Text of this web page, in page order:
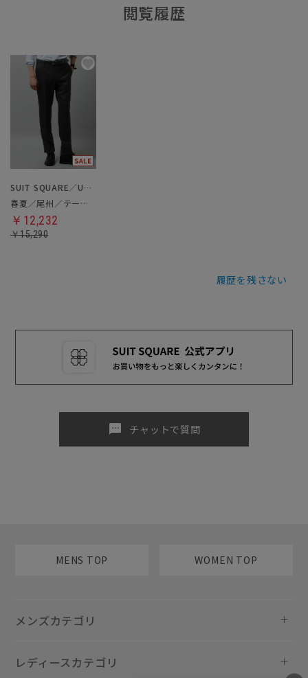
閲覧履歴
SUIT SQUARE／UNIVERSAL LANGUAGE
春夏／尾州／テーパードパンツ
￥12,232
￥15,290
履歴を残さない
sms チャットで質問
MENS TOP WOMEN TOP
メンズカテゴリ
レディースカテゴリ